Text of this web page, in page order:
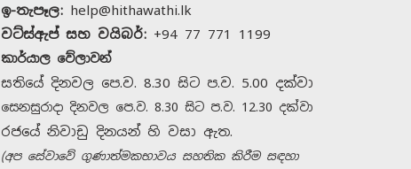
ඉ-තැපෑල: help@hithawathi.lk
වට්ස්ඇප් සහ වයිබර්: +94 77 771 1199
කාර්යාල වේලාවන්
සතියේ දිනවල පෙ.ව. 8.30 සිට ප.ව. 5.00 දක්වා
සෙනසුරාදා දිනවල පෙ.ව. 8.30 සිට ප.ව. 12.30 දක්වා
රජයේ නිවාඩු දිනයන් හි වසා ඇත.
(අප සේවාවේ ගුණාත්මකභාවය සහතික කිරීම සඳහා
හිතවතී සමඟ සම්බන්ධ